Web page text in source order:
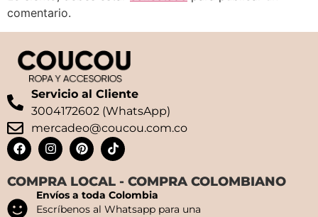
comentario.
Servicio al Cliente
3004172602 (WhatsApp)
mercadeo@coucou.com.co
COMPRA LOCAL - COMPRA COLOMBIANO
Envíos a toda Colombia
Escríbenos al Whatsapp para una